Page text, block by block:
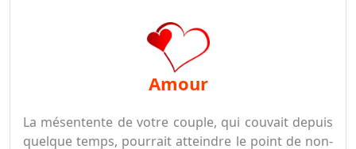
amour
La mésentente de votre couple, qui couvait depuis
quelque temps, pourrait atteindre le point de non-